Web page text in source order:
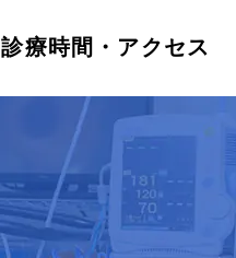
診療時間・アクセス